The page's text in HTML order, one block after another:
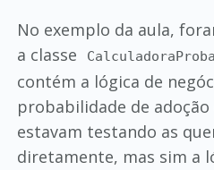
No exemplo da aula,
a classe
contém a lógica de
probabilidade de
estavam testando as
diretamente, mas sim a